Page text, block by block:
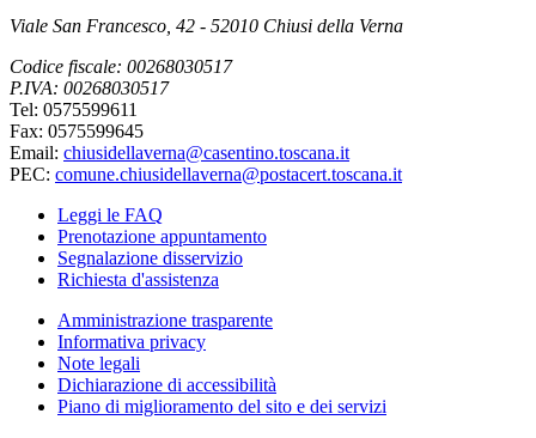
Viale San Francesco, 42 - 52010 Chiusi della Verna
Codice fiscale: 00268030517
P.IVA: 00268030517
Tel: 0575599611
Fax: 0575599645
Email: chiusidellaverna@casentino.toscana.it
PEC: comune.chiusidellaverna@postacert.toscana.it
Leggi le FAQ
Prenotazione appuntamento
Segnalazione disservizio
Richiesta d'assistenza
Amministrazione trasparente
Informativa privacy
Note legali
Dichiarazione di accessibilità
Piano di miglioramento del sito e dei servizi